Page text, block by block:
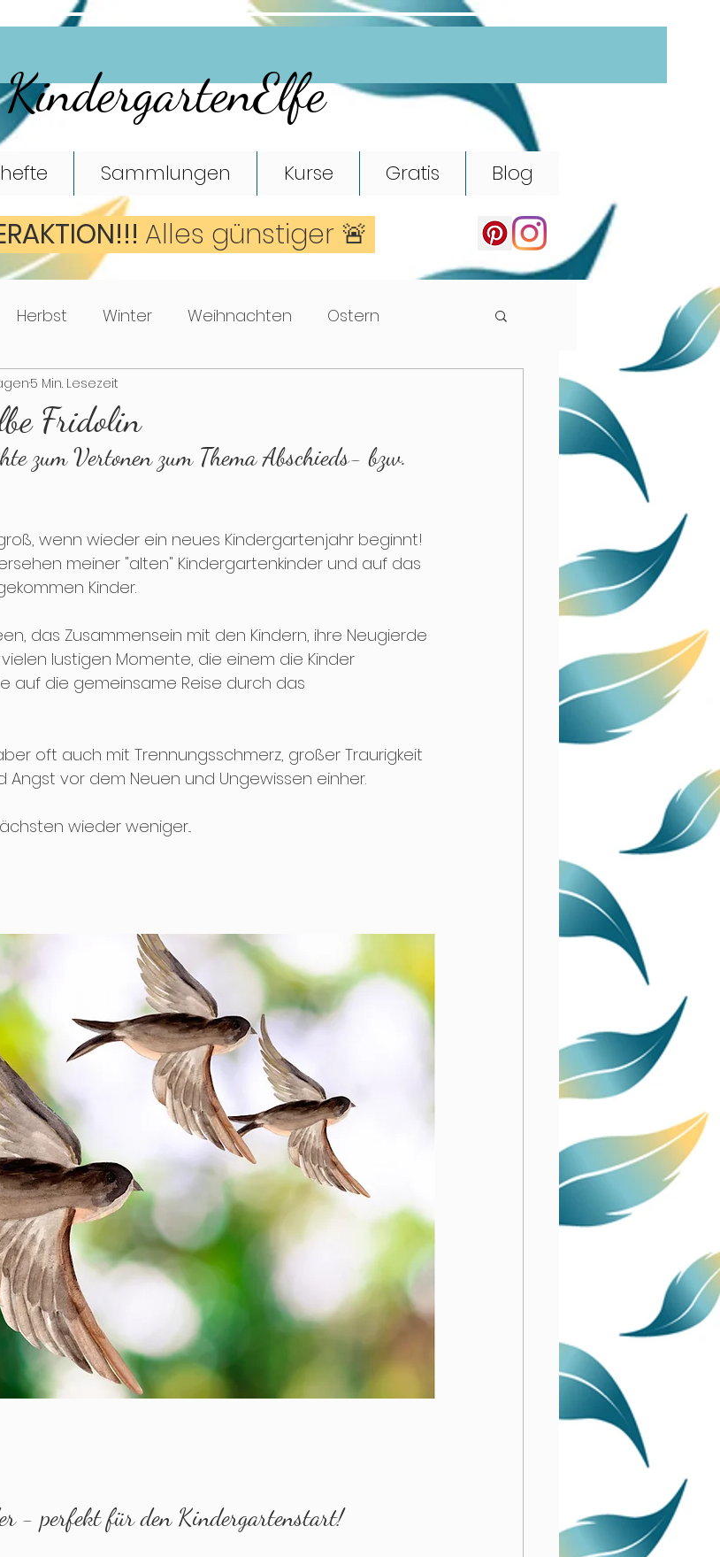
Sammlungen Kurse Gratis Blog
Alles günstiger 🚨
Herbst Winter Weihnachten Ostern
Turnen
Weihnachten Jahreswechsel Tuff Tray
Fridolin
5 Min. Lesezeit
zum Vertonen zum Thema Abschieds- bzw.
wenn wieder ein neues Kindergartenjahr beginnt!
meiner "alten" Kindergartenkinder und auf das
Kinder.
das Zusammensein mit den Kindern, ihre Neugierde
lustigen Momente, die einem die Kinder
auf die gemeinsame Reise durch das
oft auch mit Trennungsschmerz, großer Traurigkeit
Angst vor dem Neuen und Ungewissen einher.
wieder weniger...
- perfekt für den Kindergartenstart!